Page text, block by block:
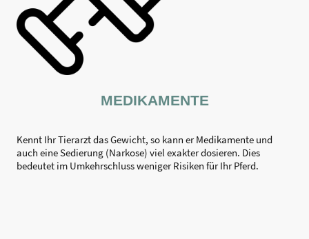
MEDIKAMENTE
Kennt Ihr Tierarzt das Gewicht, so kann er Medikamente und
auch eine Sedierung (Narkose) viel exakter dosieren. Dies
bedeutet im Umkehrschluss weniger Risiken für Ihr Pferd.